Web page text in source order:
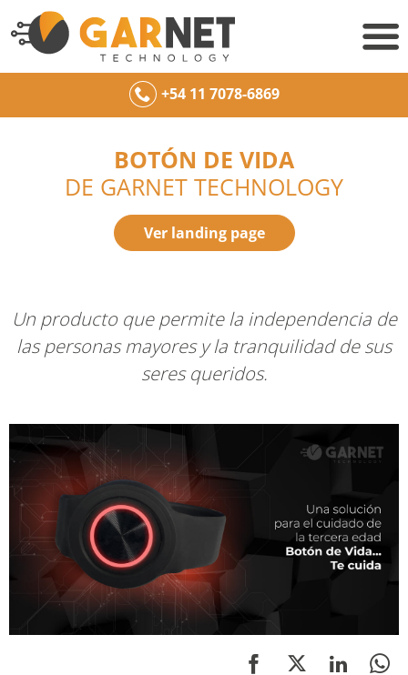
+54 11 7078-6869
BOTÓN DE VIDA
DE GARNET TECHNOLOGY
Ver landing page
Un producto que permite la independencia de
las personas mayores y la tranquilidad de sus
seres queridos.